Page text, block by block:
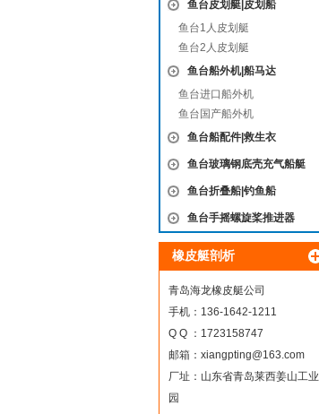
鱼台皮划艇|皮划船
鱼台1人皮划艇
鱼台2人皮划艇
鱼台船外机|船马达
鱼台进口船外机
鱼台国产船外机
鱼台船配件|救生衣
鱼台玻璃钢底壳充气船艇
鱼台折叠船|钓鱼船
鱼台手摇螺旋桨推进器
橡皮艇剖析
青岛海龙橡皮艇公司
手机：136-1642-1211
Q Q ：1723158747
邮箱： xiangpting@163.com
厂址：山东省青岛莱西姜山工业
园